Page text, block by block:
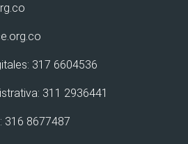
317 6604536
311 2936441
316 8677487